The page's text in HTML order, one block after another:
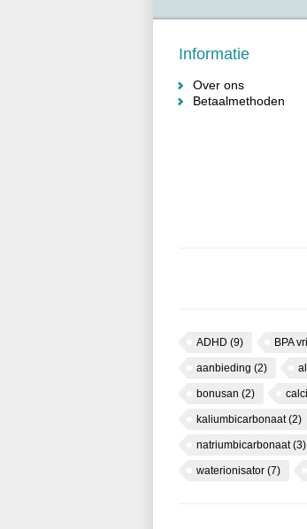
Informatie
Over ons
Betaalmethoden
ADHD (9) BPA
aanbieding (2)
bonusan (2)
kaliumbicarbonaat(2)
natriumbicarbonaat(3)
waterionisator (7)